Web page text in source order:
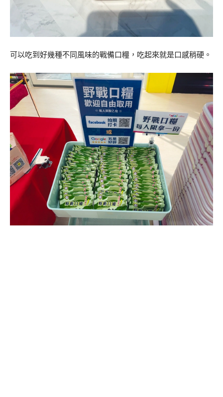
可以吃到好幾種不同風味的戰備口糧，吃起來就是口感稍硬。